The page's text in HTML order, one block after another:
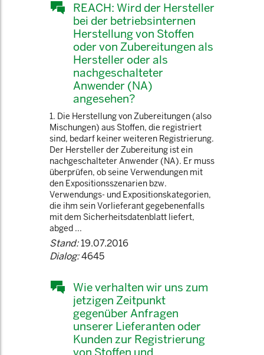
REACH: Wird der Hersteller
bei der betriebsinternen
Herstellung von Stoffen
oder von Zubereitungen als
Hersteller oder als
nachgeschalteter
Anwender (NA)
angesehen?
1. Die Herstellung von Zubereitungen (also
Mischungen) aus Stoffen, die registriert
sind, bedarf keiner weiteren Registrierung.
Der Hersteller der Zubereitung ist ein
nachgeschalteter Anwender (NA). Er muss
überprüfen, ob seine Verwendungen mit
den Expositionsszenarien bzw.
Verwendungs- und Expositionskategorien,
die ihm sein Vorlieferant gegebenenfalls
mit dem Sicherheitsdatenblatt liefert,
abged ...
Stand:19.07.2016
Dialog:4645
Wie verhalten wir uns zum
jetzigen Zeitpunkt
gegenüber Anfragen
unserer Lieferanten oder
Kunden zur Registrierung
von Stoffen und